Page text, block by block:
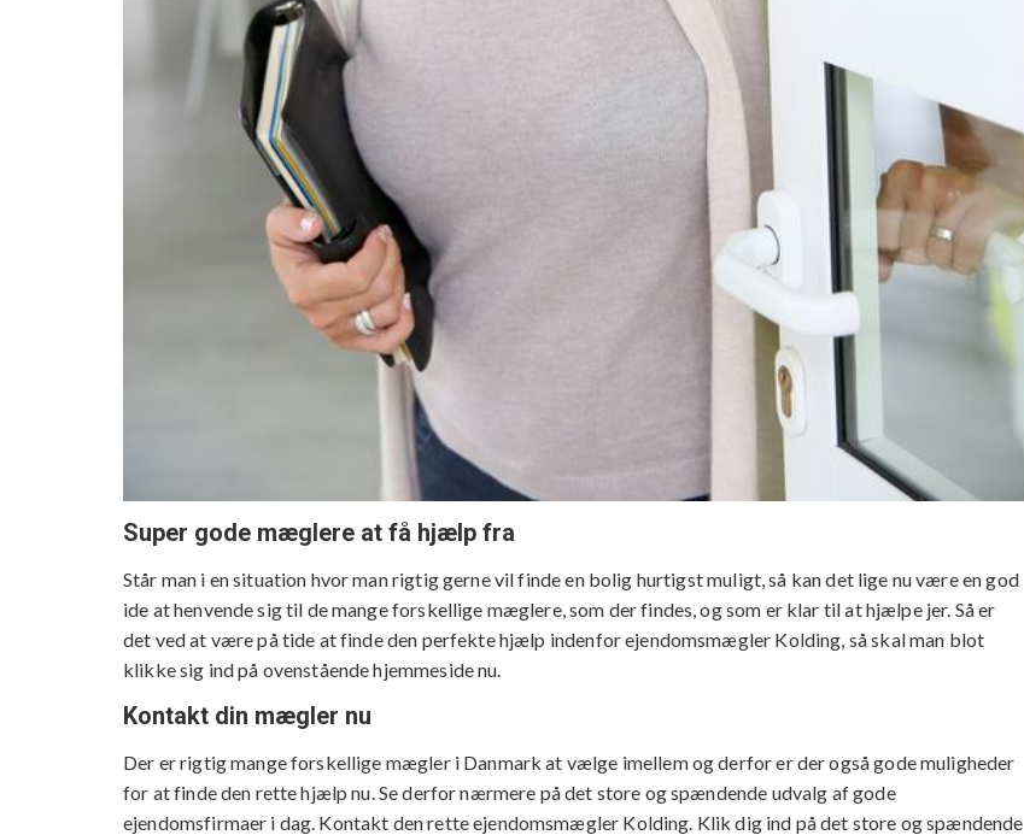
Super gode mæglere at få hjælp fra
Står man i en situation hvor man rigtig gerne vil finde en bolig hurtigst muligt, så kan det lige nu være en god
ide at henvende sig til de mange forskellige mæglere, som der findes, og som er klar til at hjælpe jer. Så er
det ved at være på tide at finde den perfekte hjælp indenfor ejendomsmægler Kolding, så skal man blot
klikke sig ind på ovenstående hjemmeside nu.
Kontakt din mægler nu
Der er rigtig mange forskellige mægler i Danmark at vælge imellem og derfor er der også gode muligheder
for at finde den rette hjælp nu. Se derfor nærmere på det store og spændende udvalg af gode
ejendomsfirmaer i dag. Kontakt den rette ejendomsmægler Kolding. Klik dig ind på det store og spændende